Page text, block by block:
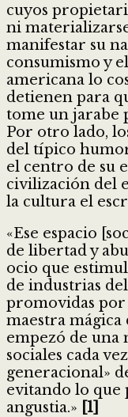
cuyos
ni
manifestar su
consumismo y
americana lo
detienen para
tome un jarabe
Por otro lado,
del típico
el centro de su
civilización del
la cultura el
«Ese espacio
de libertad y
ocio que
de industrias
promovidas por
maestra mágica
empezó de una
sociales cada
generacional»
evitando lo que
angustia.»
[1]